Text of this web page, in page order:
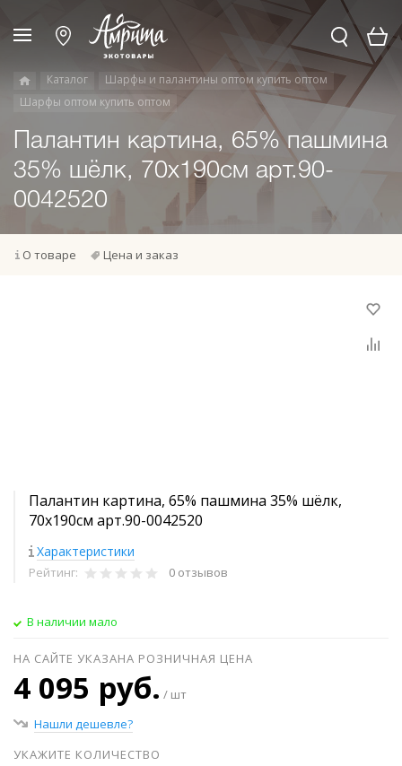
Каталог
Шарфы и палантины оптом купить оптом
Шарфы оптом купить оптом
Палантин картина, 65% пашмина
35% шёлк, 70x190см арт.90-
0042520
О товаре Цена и заказ
Палантин картина, 65% пашмина 35% шёлк,
70x190см арт.90-0042520
Характеристики
Рейтинг: 0 отзывов
В наличии мало
НА САЙТЕ УКАЗАНА РОЗНИЧНАЯ ЦЕНА
4 095 руб. / шт
Нашли дешевле?
УКАЖИТЕ КОЛИЧЕСТВО